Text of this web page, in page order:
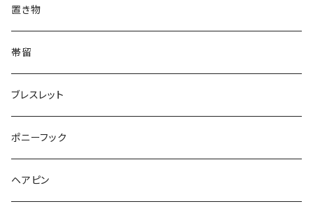
てんとう虫
pattern
Bubble
Animal
Triangle
食品
うさぎ
パンダ
鏡
Pattern
マーメイド
雲
月
くま
コアラ
Pattern
house
bag
フルーツ
さくらんぼ
てんとう虫
Food
Pattern
ガラス
カメラ
リボン
てんとう虫
animal
lip
フルーツ
パン
置き物
帯留
ブレスレット
ポニーフック
ヘアピン